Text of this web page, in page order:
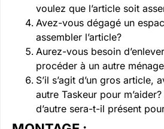
voulez que l’article soit
Avez-vous dégagé un
assembler l’article?
Aurez-vous besoin
procéder à un autre
S’il s’agit d’un gros article,
autre Taskeur pour
d’autre sera-t-il présent